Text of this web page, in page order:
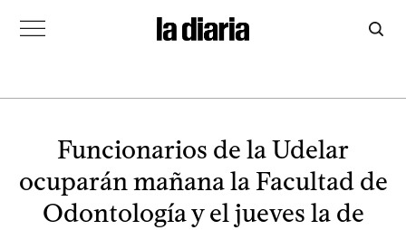
Funcionarios de la Udelar
ocuparán mañana la Facultad de
Odontología y el jueves la de